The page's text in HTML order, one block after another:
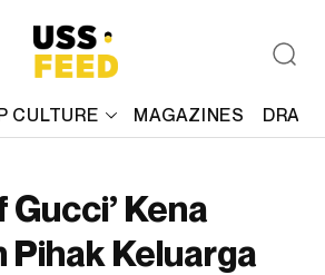
CULTURE MAGAZINES
Gucci’ Kena
Pihak Keluarga